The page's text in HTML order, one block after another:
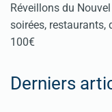
Réveillons du
soirées, restaurants,
100€
Derniers